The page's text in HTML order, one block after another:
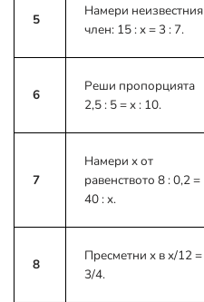
5
Намери неизвестния
член: 15 : x = 3 : 7.
6
Реши пропорцията
2,5 : 5 = x : 10.
7
Намери x от
равенството 8 : 0,2 =
40 : x.
8
Пресметни x в x/12 =
3/4.